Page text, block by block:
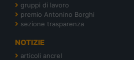
gruppi di lavoro
premio Antonino Borghi
sezione trasparenza
NOTIZIE
articoli ancrel